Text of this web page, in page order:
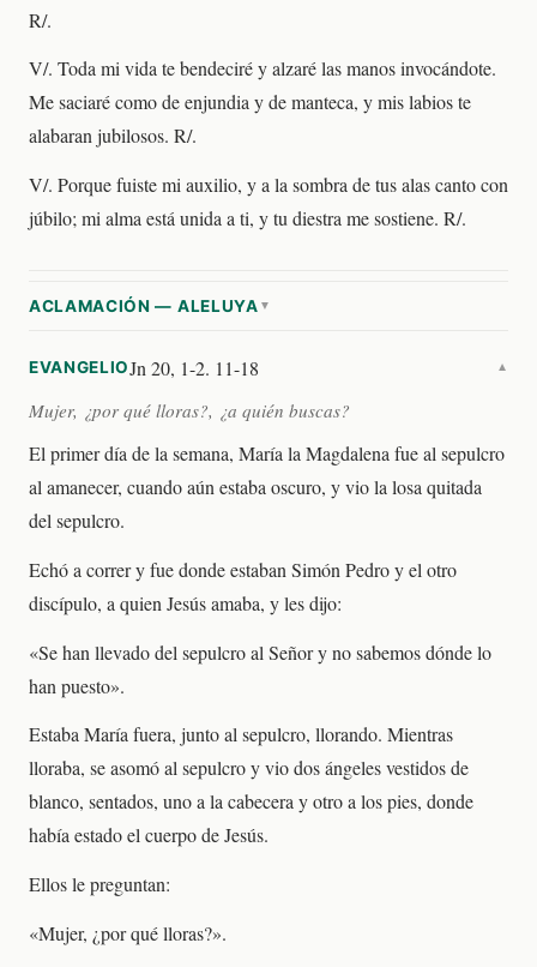
R/.
V/. Toda mi vida te bendeciré y alzaré las manos invocándote.
Me saciaré como de enjundia y de manteca, y mis labios te
alabaran jubilosos. R/.
V/. Porque fuiste mi auxilio, y a la sombra de tus alas canto con
júbilo; mi alma está unida a ti, y tu diestra me sostiene. R/.
ACLAMACIÓN — ALELUYA ▼
EVANGELIOJn 20, 1-2. 11-18 ▼
Mujer, ¿por qué lloras?, ¿a quién buscas?
El primer día de la semana, María la Magdalena fue al sepulcro
al amanecer, cuando aún estaba oscuro, y vio la losa quitada
del sepulcro.
Echó a correr y fue donde estaban Simón Pedro y el otro
discípulo, a quien Jesús amaba, y les dijo:
«Se han llevado del sepulcro al Señor y no sabemos dónde lo
han puesto».
Estaba María fuera, junto al sepulcro, llorando. Mientras
lloraba, se asomó al sepulcro y vio dos ángeles vestidos de
blanco, sentados, uno a la cabecera y otro a los pies, donde
había estado el cuerpo de Jesús.
Ellos le preguntan:
«Mujer, ¿por qué lloras?».